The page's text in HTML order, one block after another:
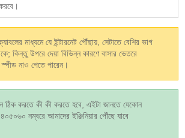
মাধ্যমে যে ইন্টারনেট পৌঁছায়, সেটাতে বেশির ভাগ
কিন্তু উপরে দেয়া বিভিন্ন কারণে বাসার ভেতরে
নাও পেতে পারেন।
ঠিক করতে কী কী করতে হবে, এইটা জানতে যেকোন
নম্বরে আমাদের ইঞ্জিনিয়ার পৌঁছে যাবে